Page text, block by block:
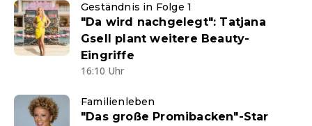
Geständnis in Folge 1
"Da wird nachgelegt": Tatjana
Gsell plant weitere Beauty-
Eingriffe
16:10 Uhr
Familienleben
"Das große Promibacken"-Star